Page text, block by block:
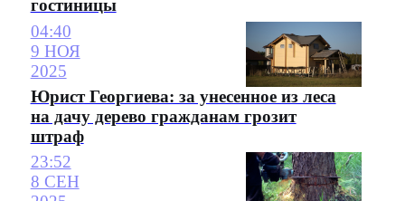
гостиницы
04:40
9 НОЯ
2025
Юрист Георгиева: за унесенное из леса
на дачу дерево гражданам грозит
штраф
23:52
8 СЕН